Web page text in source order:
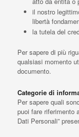
il nostro
libertà
la tutela del
Per sapere di più
qualsiasi momento
documento.
Categorie di
Per sapere quali
puoi fare riferimento
Dati Personali”